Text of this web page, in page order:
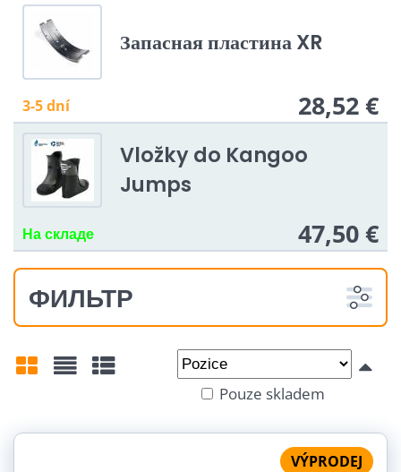
Запасная пластина XR
3-5 dní 28,52 €
Vložky do Kangoo
Jumps
На складе 47,50 €
ФИЛЬТР
Do:Pouze skladem
VÝPRODEJ